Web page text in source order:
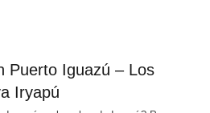
Puerto Iguazú – Los
Iryapú